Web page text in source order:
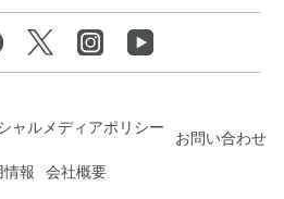
ャルメディアポリシー
お問い合わせ
情報
会社概要